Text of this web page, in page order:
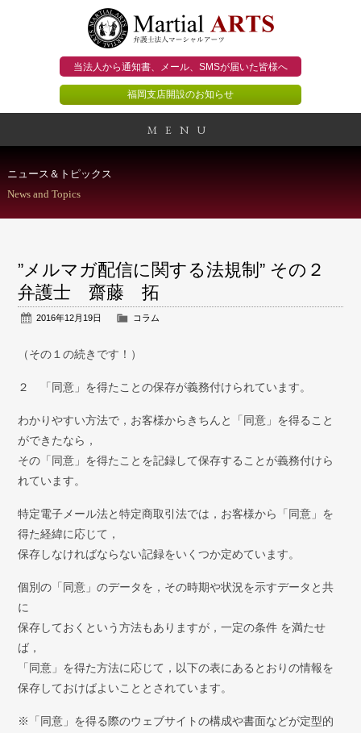
当法人から通知書、メール、 SMSが届いた皆様へ
福岡支店開設のお知らせ
MENU
事務所概要
個人のお客様
アクセス
採用情報
個人情報保護方針
ニュース＆トピックス
News and Topics
”メルマガ配信に関する法規制” その２
弁護士 齋藤 拓
2016年12月19日 コラム
（その１の続きです！）
２ 「同意」を得たことの保存が義務付けられています。
わかりやすい方法で，お客様からきちんと「同意」を得ること
ができたなら，
その「同意」を得たことを記録して保存することが義務付けら
れています。
特定電子メール法と特定商取引法では，お客様から「同意」を
得た経緯に応じて，
保存しなければならない記録をいくつか定めています。
個別の「同意」のデータを，その時期や状況を示すデータと共
に
保存しておくという方法もありますが，一定の条件 を満たせ
ば，
「同意」を得た方法に応じて，以下の表にあるとおりの情報を
保存しておけばよいこととされています。
※「同意」を得る際のウェブサイトの構成や書面などが定型的